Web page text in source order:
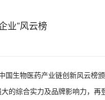
业”风云榜
生物医药产业链创新风云榜
的综合实力及品牌影响力，再